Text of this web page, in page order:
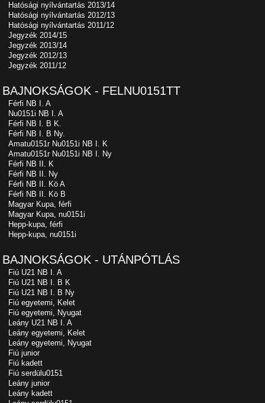
Hatósági nyílvántartás 2013/14
Hatósági nyílvántartás 2012/13
Hatósági nyílvántartás 2011/12
Jegyzék 2014/15
Jegyzék 2013/14
Jegyzék 2012/13
Jegyzék 2011/12
BAJNOKSÁGOK - FELNU0151TT
Férfi NB I. A
Nu0151i NB I. A
Férfi NB I. B K.
Férfi NB I. B Ny.
Amatu0151r Nu0151i NB I. K
Amatu0151r Nu0151i NB I. Ny
Férfi NB II. K
Férfi NB II. Ny
Férfi NB II. Kö A
Férfi NB II. Kö B
Magyar Kupa, férfi
Magyar Kupa, nu0151i
Hepp-kupa, férfi
Hepp-kupa, nu0151i
BAJNOKSÁGOK - UTÁNPÓTLÁS
Fiú U21 NB I. A
Fiú U21 NB I. B K
Fiú U21 NB I. B Ny
Fiú egyetemi, Kelet
Fiú egyetemi, Nyugat
Leány U21 NB I. A
Leány egyetemi, Kelet
Leány egyetemi, Nyugat
Fiú junior
Fiú kadett
Fiú serdülu0151
Leány junior
Leány kadett